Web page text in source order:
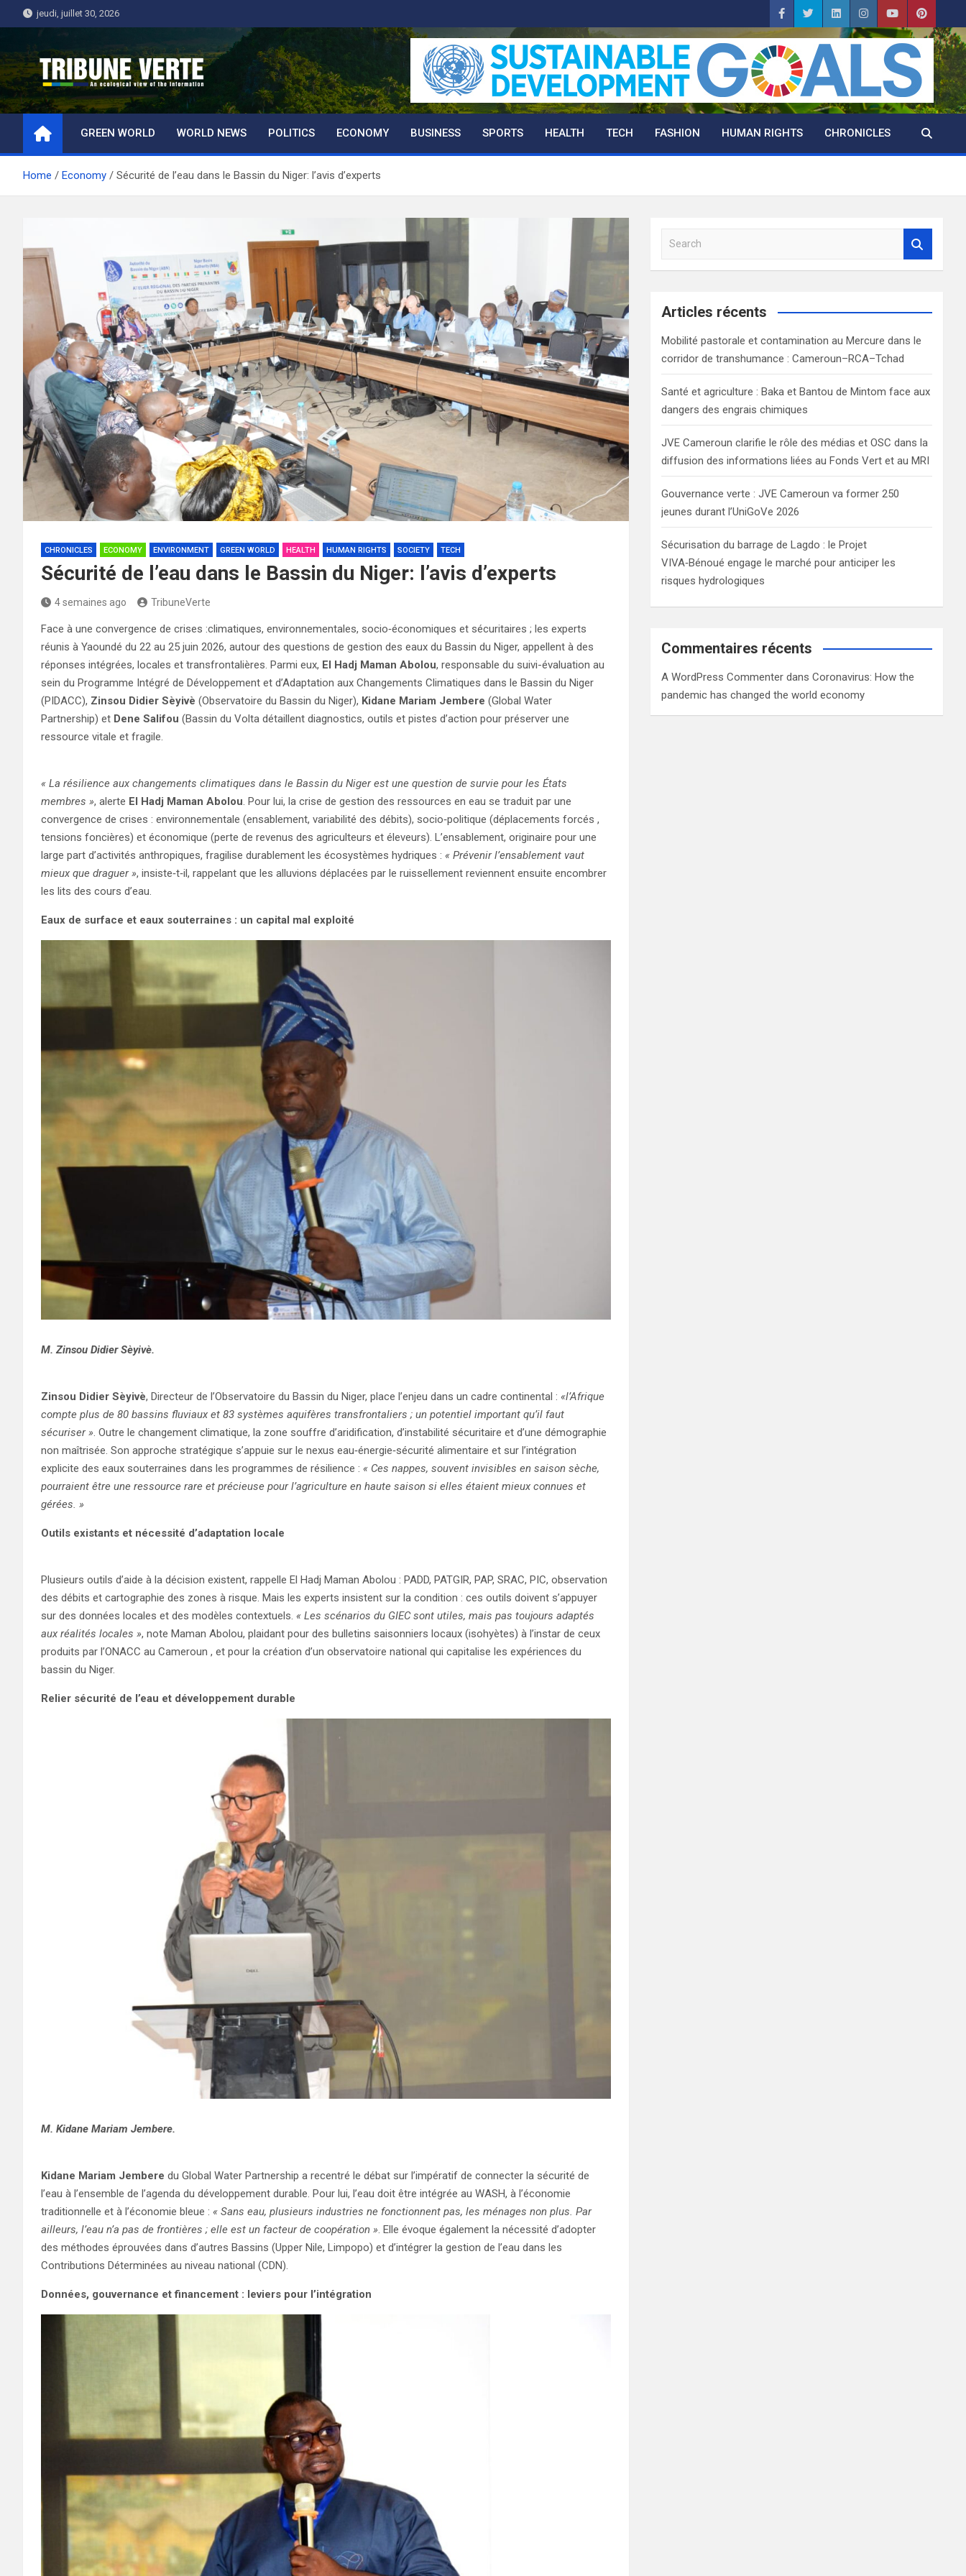
to
jeudi, juillet 30, 2026
Tribune Verte
Un regard écologique de l'information
GREEN WORLD WORLD NEWS POLITICS ECONOMY BUSINESS SPORTS HEALTH TECH FASHION HUMAN RIGHTS CHRONICLES
Home Economy Sécurité de l’eau dans le Bassin du Niger: l’avis d’experts
CHRONICLES ECONOMY ENVIRONMENT GREEN WORLD HEALTH HUMAN RIGHTS SOCIETY TECH
Sécurité de l’eau dans le Bassin du Niger: l’avis d’experts
4 semaines ago TribuneVerte
Face à une convergence de crises :climatiques, environnementales, socio‑économiques et sécuritaires ; les experts
réunis à Yaoundé du 22 au 25 juin 2026, autour des questions de gestion des eaux du Bassin du Niger, appellent à des
réponses intégrées, locales et transfrontalières. Parmi eux, El Hadj Maman Abolou, responsable du suivi-évaluation au
sein du Programme Intégré de Développement et d’Adaptation aux Changements Climatiques dans le Bassin du Niger
(PIDACC), Zinsou Didier Sèyivè (Observatoire du Bassin du Niger), Kidane Mariam Jembere (Global Water
Partnership) et Dene Salifou (Bassin du Volta détaillent diagnostics, outils et pistes d’action pour préserver une
ressource vitale et fragile.
« La résilience aux changements climatiques dans le Bassin du Niger est une question de survie pour les États
membres », alerte El Hadj Maman Abolou. Pour lui, la crise de gestion des ressources en eau se traduit par une
convergence de crises : environnementale (ensablement, variabilité des débits), socio‑politique (déplacements forcés ,
tensions foncières) et économique (perte de revenus des agriculteurs et éleveurs). L’ensablement, originaire pour une
large part d’activités anthropiques, fragilise durablement les écosystèmes hydriques : « Prévenir l’ensablement vaut
mieux que draguer », insiste‑t‑il, rappelant que les alluvions déplacées par le ruissellement reviennent ensuite encombrer
les lits des cours d’eau.
Eaux de surface et eaux souterraines : un capital mal exploité
M. Zinsou Didier Sèyivè.
Zinsou Didier Sèyivè, Directeur de l’Observatoire du Bassin du Niger, place l’enjeu dans un cadre continental : «l’Afrique
compte plus de 80 bassins fluviaux et 83 systèmes aquifères transfrontaliers ; un potentiel important qu’il faut
sécuriser ». Outre le changement climatique, la zone souffre d’aridification, d’instabilité sécuritaire et d’une démographie
non maîtrisée. Son approche stratégique s’appuie sur le nexus eau‑énergie‑sécurité alimentaire et sur l’intégration
explicite des eaux souterraines dans les programmes de résilience : « Ces nappes, souvent invisibles en saison sèche,
pourraient être une ressource rare et précieuse pour l’agriculture en haute saison si elles étaient mieux connues et
gérées. »
Outils existants et nécessité d’adaptation locale
Plusieurs outils d’aide à la décision existent, rappelle El Hadj Maman Abolou : PADD, PATGIR, PAP, SRAC, PIC, observation
des débits et cartographie des zones à risque. Mais les experts insistent sur la condition : ces outils doivent s’appuyer
sur des données locales et des modèles contextuels. « Les scénarios du GIEC sont utiles, mais pas toujours adaptés
aux réalités locales », note Maman Abolou, plaidant pour des bulletins saisonniers locaux (isohyètes) à l’instar de ceux
produits par l’ONACC au Cameroun , et pour la création d’un observatoire national qui capitalise les expériences du
bassin du Niger.
Relier sécurité de l’eau et développement durable
M. Kidane Mariam Jembere.
Kidane Mariam Jembere du Global Water Partnership a recentré le débat sur l’impératif de connecter la sécurité de
l’eau à l’ensemble de l’agenda du développement durable. Pour lui, l’eau doit être intégrée au WASH, à l’économie
traditionnelle et à l’économie bleue : « Sans eau, plusieurs industries ne fonctionnent pas, les ménages non plus. Par
ailleurs, l’eau n’a pas de frontières ; elle est un facteur de coopération ». Elle évoque également la nécessité d’adopter
des méthodes éprouvées dans d’autres Bassins (Upper Nile, Limpopo) et d’intégrer la gestion de l’eau dans les
Contributions Déterminées au niveau national (CDN).
Données, gouvernance et financement : leviers pour l’intégration
a
c
Articles récents
Mobilité pastorale et contamination au Mercure dans le
corridor de transhumance : Cameroun–RCA–Tchad
Santé et agriculture : Baka et Bantou de Mintom face aux
dangers des engrais chimiques
JVE Cameroun clarifie le rôle des médias et OSC dans la
diffusion des informations liées au Fonds Vert et au MRI
Gouvernance verte : JVE Cameroun va former 250
jeunes durant l’UniGoVe 2026
Sécurisation du barrage de Lagdo : le Projet
VIVA‑Bénoué engage le marché pour anticiper les
risques hydrologiques
Commentaires récents
A WordPress Commenter dansCoronavirus: How the
pandemic has changed the world economy